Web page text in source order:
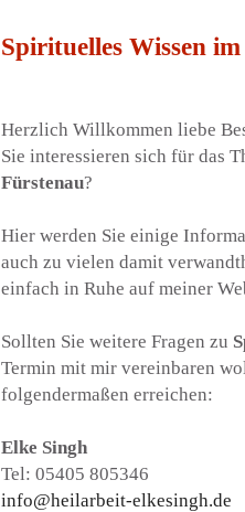
Spirituelles Wissen
Herzlich Willkommen liebe
Sie interessieren sich für das
Fürstenau?
Hier werden Sie einige
auch zu vielen damit
einfach in Ruhe auf meiner
Sollten Sie weitere Fragen zu
Termin mit mir vereinbaren
folgendermaßen erreichen:
Elke Singh
Tel: 05405 805346
info@heilarbeit-elkesingh.de